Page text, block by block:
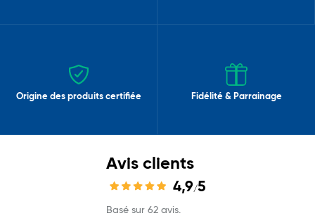
Origine des produits certifiée Fidélité & Parrainage
Avis clients
4,9/5
Basé sur 62 avis.